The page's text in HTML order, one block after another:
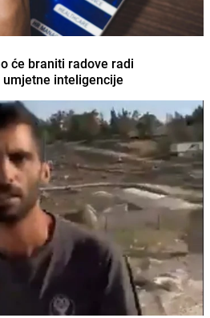
će braniti radove radi
inteligencije